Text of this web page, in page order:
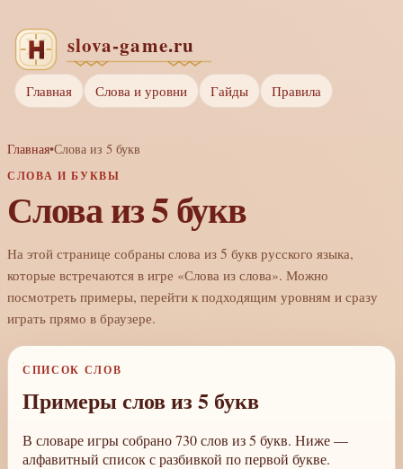
Главная Слова и уровни Гайды Правила
Главная•Слова из 5 букв
СЛОВА И БУКВЫ
Слова из 5 букв
На этой странице собраны слова из 5 букв русского языка,
которые встречаются в игре «Слова из слова». Можно
посмотреть примеры, перейти к подходящим уровням и сразу
играть прямо в браузере.
СПИСОК СЛОВ
Примеры слов из 5 букв
В словаре игры собрано 730 слов из 5 букв. Ниже —
алфавитный список с разбивкой по первой букве.